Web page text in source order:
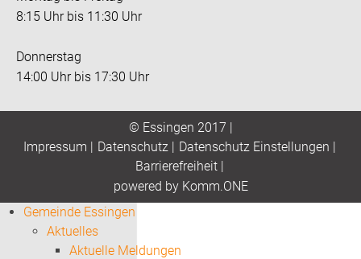
8:15 Uhr bis 11:30 Uhr
Donnerstag
14:00 Uhr bis 17:30 Uhr
© Essingen 2017 |
Impressum | Datenschutz| Datenschutz Einstellungen |
Barrierefreiheit|
powered by Komm.ONE
Gemeinde Essingen
Aktuelles
Aktuelle Meldungen